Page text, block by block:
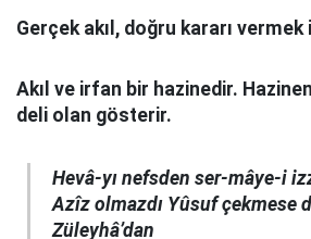
Gerçek akıl, doğru kararı
Akıl ve irfan bir hazinedir.
deli olan gösterir.
Hevâ-yı nefsden ser-mâye-i
Azîz olmazdı Yûsuf çekmese
Züleyhâ’dan